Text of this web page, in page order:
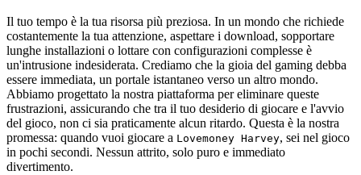
Il tuo tempo è la tua risorsa più preziosa. In un mondo che richiede
costantemente la tua attenzione, aspettare i download, sopportare
lunghe installazioni o lottare con configurazioni complesse è
un'intrusione indesiderata. Crediamo che la gioia del gaming debba
essere immediata, un portale istantaneo verso un altro mondo.
Abbiamo progettato la nostra piattaforma per eliminare queste
frustrazioni, assicurando che tra il tuo desiderio di giocare e l'avvio
del gioco, non ci sia praticamente alcun ritardo. Questa è la nostra
promessa: quando vuoi giocare a Lovemoney Harvey, sei nel gioco
in pochi secondi. Nessun attrito, solo puro e immediato
divertimento.